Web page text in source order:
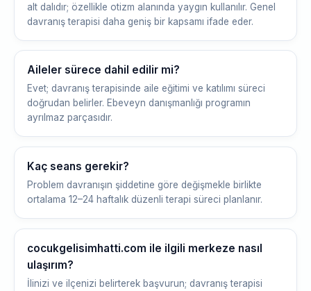
alt dalıdır; özellikle otizm alanında yaygın kullanılır. Genel
davranış terapisi daha geniş bir kapsamı ifade eder.
Aileler sürece dahil edilir mi?
Evet; davranış terapisinde aile eğitimi ve katılımı süreci
doğrudan belirler. Ebeveyn danışmanlığı programın
ayrılmaz parçasıdır.
Kaç seans gerekir?
Problem davranışın şiddetine göre değişmekle birlikte
ortalama 12–24 haftalık düzenli terapi süreci planlanır.
cocukgelisimhatti.com ile ilgili merkeze nasıl
ulaşırım?
İlinizi ve ilçenizi belirterek başvurun; davranış terapisi